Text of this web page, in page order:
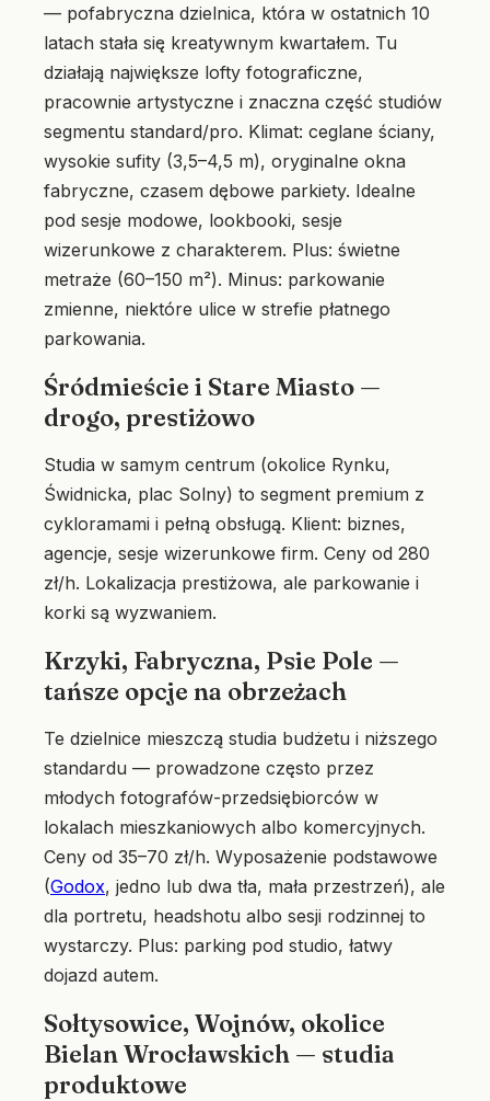
— pofabryczna dzielnica, która w ostatnich 10
latach stała się kreatywnym kwartałem. Tu
działają największe lofty fotograficzne,
pracownie artystyczne i znaczna część studiów
segmentu standard/pro. Klimat: ceglane ściany,
wysokie sufity (3,5–4,5 m), oryginalne okna
fabryczne, czasem dębowe parkiety. Idealne
pod sesje modowe, lookbooki, sesje
wizerunkowe z charakterem. Plus: świetne
metraże (60–150 m²). Minus: parkowanie
zmienne, niektóre ulice w strefie płatnego
parkowania.
Śródmieście i Stare Miasto —
drogo, prestiżowo
Studia w samym centrum (okolice Rynku,
Świdnicka, plac Solny) to segment premium z
cykloramami i pełną obsługą. Klient: biznes,
agencje, sesje wizerunkowe firm. Ceny od 280
zł/h. Lokalizacja prestiżowa, ale parkowanie i
korki są wyzwaniem.
Krzyki, Fabryczna, Psie Pole —
tańsze opcje na obrzeżach
Te dzielnice mieszczą studia budżetu i niższego
standardu — prowadzone często przez
młodych fotografów-przedsiębiorców w
lokalach mieszkaniowych albo komercyjnych.
Ceny od 35–70 zł/h. Wyposażenie podstawowe
(Godox, jedno lub dwa tła, mała przestrzeń), ale
dla portretu, headshotu albo sesji rodzinnej to
wystarczy. Plus: parking pod studio, łatwy
dojazd autem.
Sołtysowice, Wojnów, okolice
Bielan Wrocławskich — studia
produktowe